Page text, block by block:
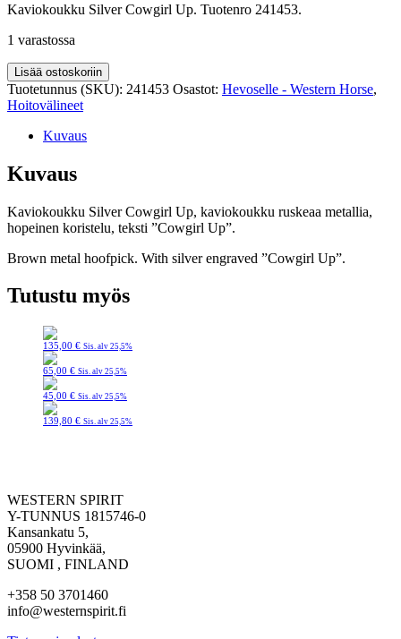
Kaviokoukku Silver Cowgirl Up. Tuotenro 241453.
1 varastossa
Kaviokoukku
Silver
Cowgirl
määrä
Lisää ostoskoriin
Tuotetunnus (SKU): 241453 Osastot: Hevoselle - Western Horse,
Hoitovälineet
Kuvaus
Kuvaus
Kaviokoukku Silver Cowgirl Up, kaviokoukku ruskeaa metallia,
hopeinen koristelu, teksti ”Cowgirl Up”.
Brown metal hoofpick. With silver engraved ”Cowgirl Up”.
Tutustu myös
135,00 € Sis. alv 25,5%
65,00 € Sis. alv 25,5%
45,00 € Sis. alv 25,5%
139,80 € Sis. alv 25,5%
WESTERN SPIRIT
Y-TUNNUS 1815746-0
Kansankatu 5,
05900 Hyvinkää,
SUOMI , FINLAND
+358 50 3701460
info@westernspirit.fi